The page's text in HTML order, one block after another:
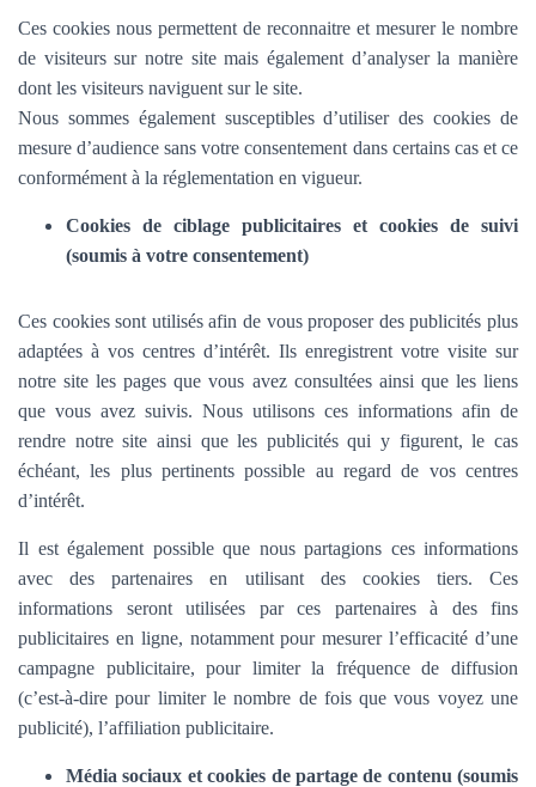
Ces cookies nous permettent de reconnaitre et mesurer le nombre
de visiteurs sur notre site mais également d’analyser la manière
dont les visiteurs naviguent sur le site.
Nous sommes également susceptibles d’utiliser des cookies de
mesure d’audience sans votre consentement dans certains cas et ce
conformément à la réglementation en vigueur.
Cookies de ciblage publicitaires et cookies de suivi
(soumis à votre consentement)
Ces cookies sont utilisés afin de vous proposer des publicités plus
adaptées à vos centres d’intérêt. Ils enregistrent votre visite sur
notre site les pages que vous avez consultées ainsi que les liens
que vous avez suivis. Nous utilisons ces informations afin de
rendre notre site ainsi que les publicités qui y figurent, le cas
échéant, les plus pertinents possible au regard de vos centres
d’intérêt.
Il est également possible que nous partagions ces informations
avec des partenaires en utilisant des cookies tiers. Ces
informations seront utilisées par ces partenaires à des fins
publicitaires en ligne, notamment pour mesurer l’efficacité d’une
campagne publicitaire, pour limiter la fréquence de diffusion
(c’est-à-dire pour limiter le nombre de fois que vous voyez une
publicité), l’affiliation publicitaire.
Média sociaux et cookies de partage de contenu (soumis